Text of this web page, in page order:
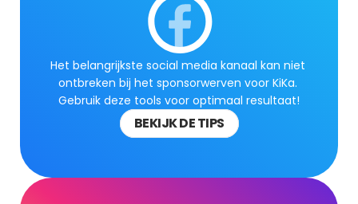
Het belangrijkste social media kanaal kan niet
ontbreken bij het sponsorwerven voor KiKa.
Gebruik deze tools voor optimaal resultaat!
BEKIJK DE TIPS